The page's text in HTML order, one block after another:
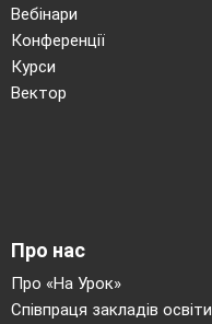
Вебінари
Конференції
Курси
Вектор
Про нас
Про «На Урок»
Співпраця закладів освіти